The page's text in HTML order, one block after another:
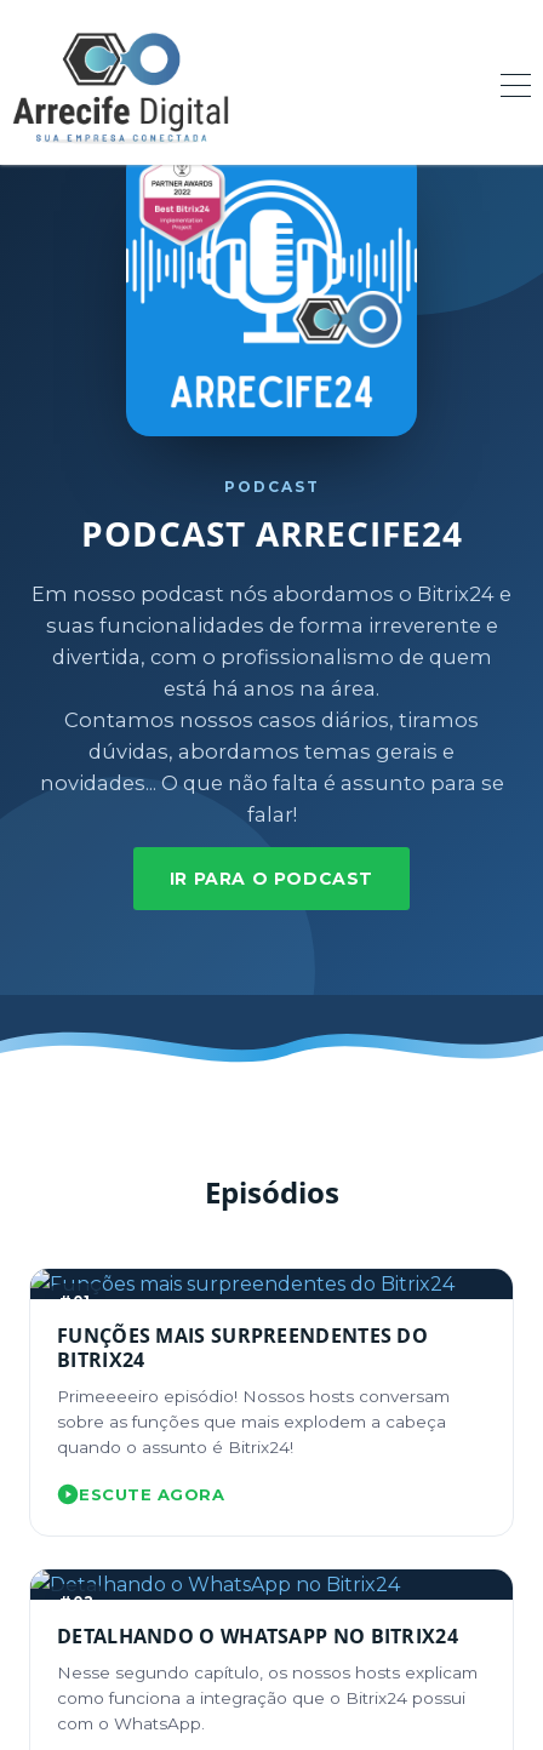
PODCAST
PODCAST ARRECIFE24
Em nosso podcast nós abordamos o Bitrix24 e
suas funcionalidades de forma irreverente e
divertida, com o profissionalismo de quem
está há anos na área.
Contamos nossos casos diários, tiramos
dúvidas, abordamos temas gerais e
novidades... O que não falta é assunto para se
falar!
IR PARA O PODCAST
Episódios
#01
FUNÇÕES MAIS SURPREENDENTES DO
BITRIX24
Primeeeeiro episódio! Nossos hosts conversam
sobre as funções que mais explodem a cabeça
quando o assunto é Bitrix24!
ESCUTE AGORA
#02
DETALHANDO O WHATSAPP NO BITRIX24
Nesse segundo capítulo, os nossos hosts explicam
como funciona a integração que o Bitrix24 possui
com o WhatsApp.